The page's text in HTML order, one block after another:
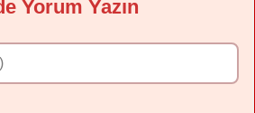
Yorum Yazın